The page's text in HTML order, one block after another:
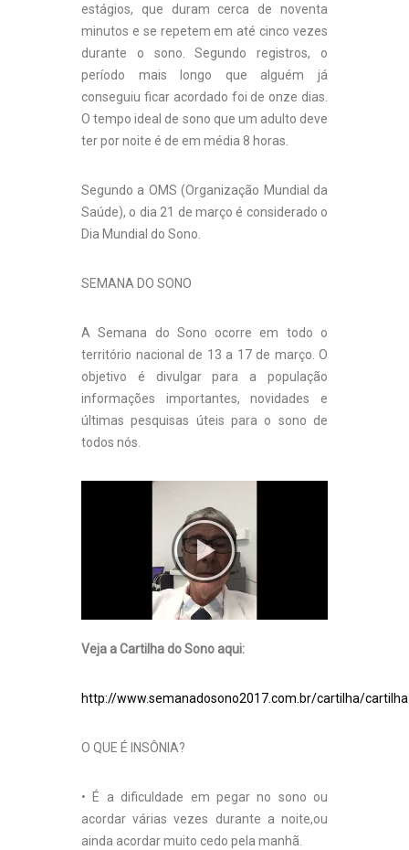
estágios, que duram cerca de noventa
minutos e se repetem em até cinco vezes
durante o sono. Segundo registros, o
período mais longo que alguém já
conseguiu ficar acordado foi de onze dias.
O tempo ideal de sono que um adulto deve
ter por noite é de em média 8 horas.
Segundo a OMS (Organização Mundial da
Saúde), o dia 21 de março é considerado o
Dia Mundial do Sono.
SEMANA DO SONO
A Semana do Sono ocorre em todo o
território nacional de 13 a 17 de março. O
objetivo é divulgar para a população
informações importantes, novidades e
últimas pesquisas úteis para o sono de
todos nós.
Veja a Cartilha do Sono aqui:
http://www.semanadosono2017.com.br/cartilha/
O QUE É INSÔNIA?
• É a dificuldade em pegar no sono ou
acordar várias vezes durante a noite,ou
ainda acordar muito cedo pela manhã.